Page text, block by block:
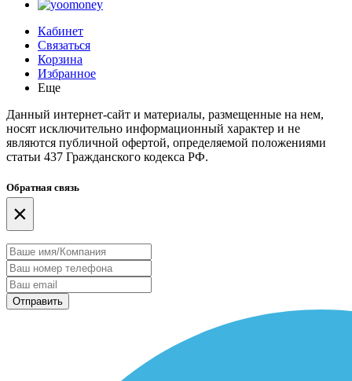
Кабинет
Связаться
Корзина
Избранное
Еще
Данный интернет-сайт и материалы, размещенные на нем,
носят исключительно информационный характер и не
являются публичной офертой, определяемой положениями
статьи 437 Гражданского кодекса РФ.
Обратная связь
×
Отправить